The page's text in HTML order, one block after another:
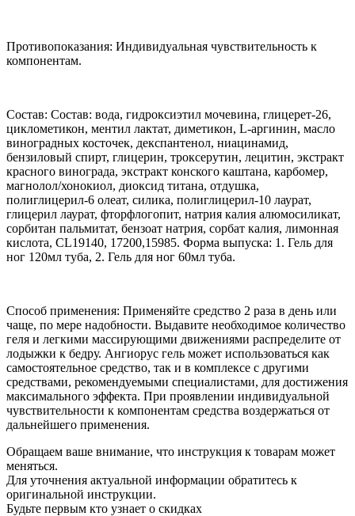
Противопоказания: Индивидуальная чувствительность к
компонентам.
Состав: Состав: вода, гидроксиэтил мочевина, глицерет-26,
циклометикон, ментил лактат, диметикон, L-аргинин, масло
виноградных косточек, декспантенол, ниацинамид,
бензиловый спирт, глицерин, троксерутин, лецитин, экстракт
красного винограда, экстракт конского каштана, карбомер,
магнолол/хонокиол, диоксид титана, отдушка,
полиглицерил-6 олеат, силика, полиглицерил-10 лаурат,
глицерил лаурат, фторфлогопит, натрия калия алюмосиликат,
сорбитан пальмитат, бензоат натрия, сорбат калия, лимонная
кислота, CL19140, 17200,15985. Форма выпуска: 1. Гель для
ног 120мл туба, 2. Гель для ног 60мл туба.
Способ применения: Применяйте средство 2 раза в день или
чаще, по мере надобности. Выдавите необходимое количество
геля и легкими массирующими движениями распределите от
лодыжки к бедру. Ангиорус гель может использоваться как
самостоятельное средство, так и в комплексе с другими
средствами, рекомендуемыми специалистами, для достижения
максимального эффекта. При проявлении индивидуальной
чувствительности к компонентам средства воздержаться от
дальнейшего применения.
Обращаем ваше внимание, что инструкция к товарам может
меняться.
Для уточнения актуальной информации обратитесь к
оригинальной инструкции.
Будьте первым кто узнает о скидках